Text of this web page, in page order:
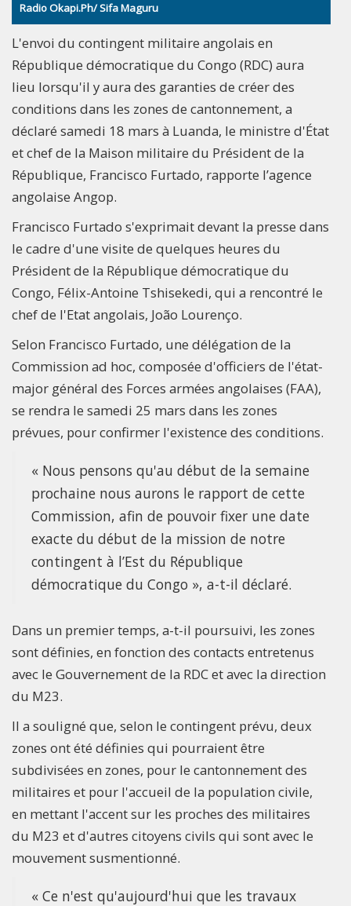
Radio Okapi.Ph/ Sifa Maguru
L'envoi du contingent militaire angolais en
République démocratique du Congo (RDC) aura
lieu lorsqu'il y aura des garanties de créer des
conditions dans les zones de cantonnement, a
déclaré samedi 18 mars à Luanda, le ministre d'État
et chef de la Maison militaire du Président de la
République, Francisco Furtado, rapporte l’agence
angolaise Angop.
Francisco Furtado s'exprimait devant la presse dans
le cadre d'une visite de quelques heures du
Président de la République démocratique du
Congo, Félix-Antoine Tshisekedi, qui a rencontré le
chef de l'Etat angolais, João Lourenço.
Selon Francisco Furtado, une délégation de la
Commission ad hoc, composée d'officiers de l'état-
major général des Forces armées angolaises (FAA),
se rendra le samedi 25 mars dans les zones
prévues, pour confirmer l'existence des conditions.
« Nous pensons qu'au début de la semaine
prochaine nous aurons le rapport de cette
Commission, afin de pouvoir fixer une date
exacte du début de la mission de notre
contingent à l’Est du République
démocratique du Congo », a-t-il déclaré.
Dans un premier temps, a-t-il poursuivi, les zones
sont définies, en fonction des contacts entretenus
avec le Gouvernement de la RDC et avec la direction
du M23.
Il a souligné que, selon le contingent prévu, deux
zones ont été définies qui pourraient être
subdivisées en zones, pour le cantonnement des
militaires et pour l'accueil de la population civile,
en mettant l'accent sur les proches des militaires
du M23 et d'autres citoyens civils qui sont avec le
mouvement susmentionné.
« Ce n'est qu'aujourd'hui que les travaux